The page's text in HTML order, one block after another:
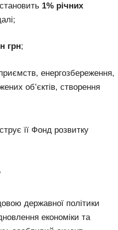
1% річних
грн;
енергозбереження,
об’єктів, створення
її Фонд розвитку
державної політики
економіки та